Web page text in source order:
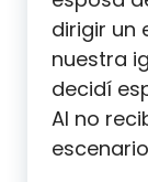
dirigir un
nuestra
decidí
Al no